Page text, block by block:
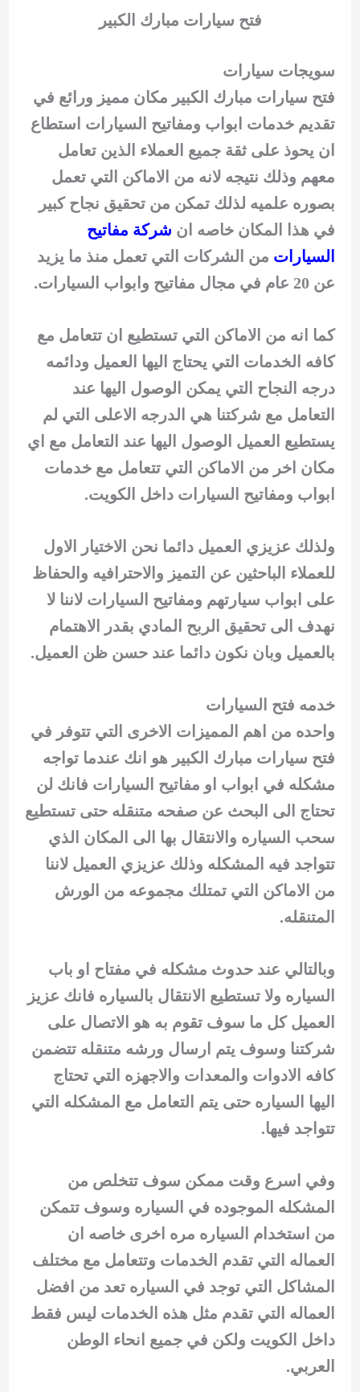
فتح سيارات مبارك الكبير
سويجات سيارات
فتح سيارات مبارك الكبير مكان مميز ورائع في
تقديم خدمات ابواب ومفاتيح السيارات استطاع
ان يحوذ على ثقة جميع العملاء الذين تعامل
معهم وذلك نتيجه لانه من الاماكن التي تعمل
بصوره علميه لذلك تمكن من تحقيق نجاح كبير
في هذا المكان خاصه ان شركة مفاتيح
السيارات من الشركات التي تعمل منذ ما يزيد
عن 20 عام في مجال مفاتيح وابواب السيارات.
كما انه من الاماكن التي تستطيع ان تتعامل مع
كافه الخدمات التي يحتاج اليها العميل ودائمه
درجه النجاح التي يمكن الوصول اليها عند
التعامل مع شركتنا هي الدرجه الاعلى التي لم
يستطيع العميل الوصول اليها عند التعامل مع اي
مكان اخر من الاماكن التي تتعامل مع خدمات
ابواب ومفاتيح السيارات داخل الكويت.
ولذلك عزيزي العميل دائما نحن الاختيار الاول
للعملاء الباحثين عن التميز والاحترافيه والحفاظ
على ابواب سيارتهم ومفاتيح السيارات لاننا لا
نهدف الى تحقيق الربح المادي بقدر الاهتمام
بالعميل وبان نكون دائما عند حسن ظن العميل.
خدمه فتح السيارات
واحده من اهم المميزات الاخرى التي تتوفر في
فتح سيارات مبارك الكبير هو انك عندما تواجه
مشكله في ابواب او مفاتيح السيارات فانك لن
تحتاج الى البحث عن صفحه متنقله حتى تستطيع
سحب السياره والانتقال بها الى المكان الذي
تتواجد فيه المشكله وذلك عزيزي العميل لاننا
من الاماكن التي تمتلك مجموعه من الورش
المتنقله.
وبالتالي عند حدوث مشكله في مفتاح او باب
السياره ولا تستطيع الانتقال بالسياره فانك عزيز
العميل كل ما سوف تقوم به هو الاتصال على
شركتنا وسوف يتم ارسال ورشه متنقله تتضمن
كافه الادوات والمعدات والاجهزه التي تحتاج
اليها السياره حتى يتم التعامل مع المشكله التي
تتواجد فيها.
وفي اسرع وقت ممكن سوف تتخلص من
المشكله الموجوده في السياره وسوف تتمكن
من استخدام السياره مره اخرى خاصه ان
العماله التي تقدم الخدمات وتتعامل مع مختلف
المشاكل التي توجد في السياره تعد من افضل
العماله التي تقدم مثل هذه الخدمات ليس فقط
داخل الكويت ولكن في جميع انحاء الوطن
العربي.